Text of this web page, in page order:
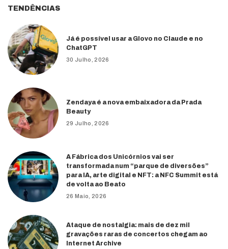
TENDÊNCIAS
Já é possível usar a Glovo no Claude e no
ChatGPT
30 Julho, 2026
Zendaya é a nova embaixadora da Prada
Beauty
29 Julho, 2026
A Fábrica dos Unicórnios vai ser
transformada num “parque de diversões”
para IA, arte digital e NFT: a NFC Summit está
de volta ao Beato
26 Maio, 2026
Ataque de nostalgia: mais de dez mil
gravações raras de concertos chegam ao
Internet Archive